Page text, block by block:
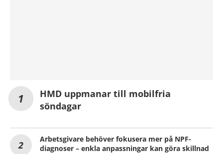
HMD uppmanar till mobilfria
söndagar
Arbetsgivare behöver fokusera mer på NPF-
diagnoser – enkla anpassningar kan göra skillnad